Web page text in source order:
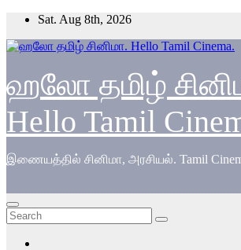
Skip
content
Sat. Aug 8th, 2026
ஹலோ தமிழ்
Hello Tamil
இணையத்தில் சினிமா, அரசியல். Tamil